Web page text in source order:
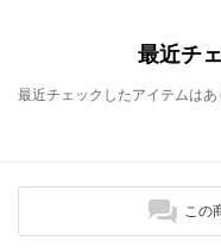
最近チ
最近チェックしたアイテムはあ
この